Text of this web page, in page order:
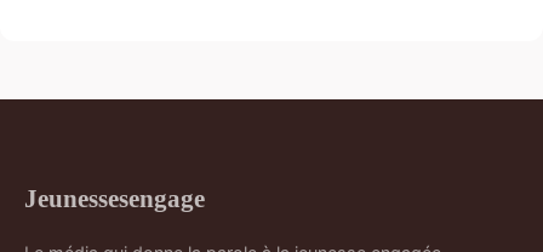
Jeunessesengage